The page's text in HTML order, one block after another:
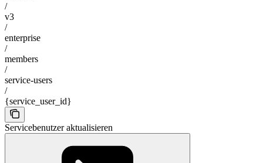
/
v3
/
enterprise
/
members
/
service-users
/
{service_user_id}
Servicebenutzer aktualisieren